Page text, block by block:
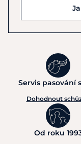
Servis pasování
Dohodnout
Od roku